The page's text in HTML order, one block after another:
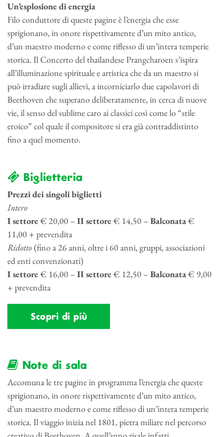
Un’esplosione di energia
Filo conduttore di queste pagine è l’energia che esse
sprigionano, in onore rispettivamente d’un mito antico,
d’un maestro moderno e come riflesso di un’intera temperie
storica. Il Concerto del thailandese Prangcharoen s’ispira
all’illuminazione spirituale e artistica che da un maestro si
può irradiare sugli allievi, a incorniciarlo due capolavori di
Beethoven che superano deliberatamente, in cerca di nuove
vie, il senso del sublime caro ai classici così come lo “stile
eroico” col quale il compositore si era già contraddistinto
fino a quel momento.
Biglietteria
Prezzi dei singoli biglietti
Intero
I settore€ 20,00 – II settore€ 14,50 – Balconata€
11,00 + prevendita
Ridotto(fino a 26 anni, oltre i 60 anni, gruppi, associazioni
ed enti convenzionati)
I settore€ 16,00 – II settore€ 12,50 – Balconata€ 9,00
+ prevendita
Scopri di più
Note di sala
Accomuna le tre pagine in programma l’energia che queste
sprigionano, in onore rispettivamente d’un mito antico,
d’un maestro moderno e come riflesso di un’intera temperie
storica. Il viaggio inizia nel 1801, pietra miliare nel percorso